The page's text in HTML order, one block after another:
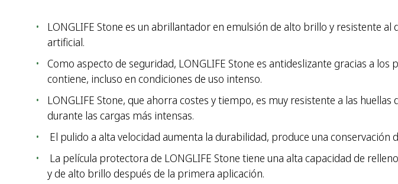
LONGLIFE Stone es un abrillantador en emulsión de alto brillo y resistente
artificial.
Como aspecto de seguridad, LONGLIFE Stone es antideslizante gracias a
contiene, incluso en condiciones de uso intenso.
LONGLIFE Stone, que ahorra costes y tiempo, es muy resistente a las huellas
durante las cargas más intensas.
El pulido a alta velocidad aumenta la durabilidad, produce una conservación
La película protectora de LONGLIFE Stone tiene una alta capacidad de
y de alto brillo después de la primera aplicación.